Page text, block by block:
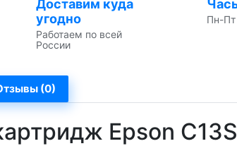
Доставим куда
угодно
Работаем по всей
России
Пн-
(0)
Epson